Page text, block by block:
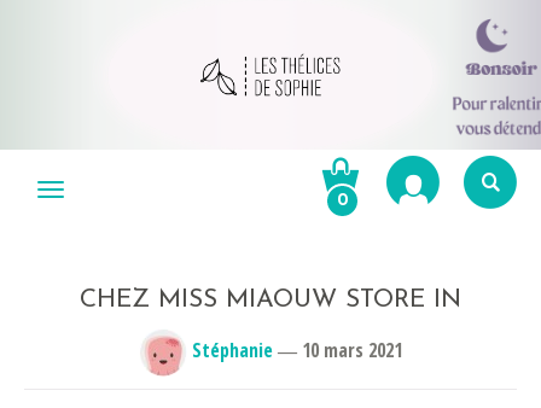
Menu 0
CHEZ MISS MIAOUW STORE IN
Stéphanie― 10 mars 2021